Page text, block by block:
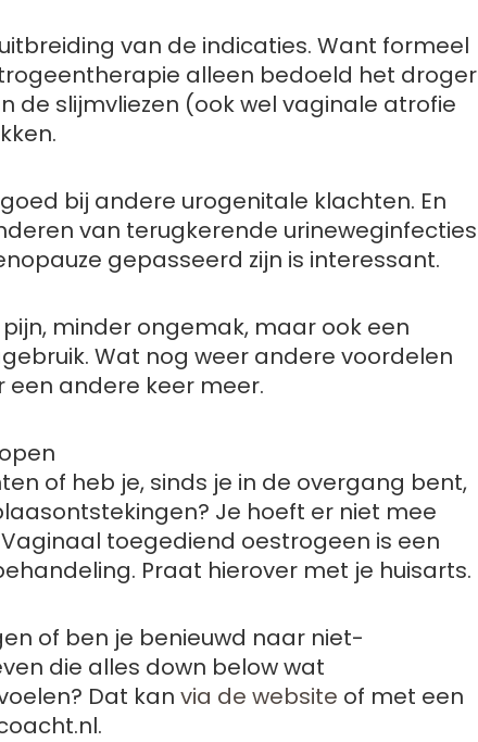
van de indicaties. Want formeel
alleen bedoeld het droger
de slijmvliezen (ook wel vaginale atrofie
bij andere urogenitale klachten. En
van terugkerende urineweginfecties
gepasseerd zijn is interessant.
minder ongemak, maar ook een
Wat nog weer andere voordelen
andere keer meer.
of heb je, sinds je in de overgang bent,
Je hoeft er niet mee
toegediend oestrogeen is een
Praat hierover met je huisarts.
of ben je benieuwd naar niet-
die alles down below wat
Dat kan via de website of met een